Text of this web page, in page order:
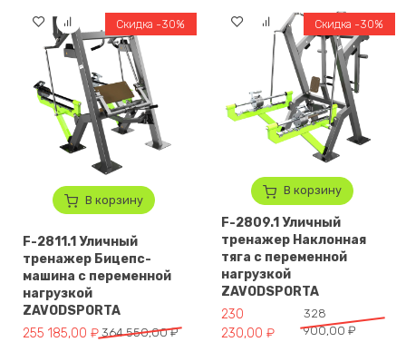
В корзину
Скидка -30%
F-2811.1 Уличный
тренажер Бицепс-
машина с переменной
нагрузкой
ZAVODSPORTA
364 550,00₽
Первоначальная цена составляла 364 550,00 ₽.
255 185,00 ₽
Текущая цена: 255 185,00 ₽.
В корзину
Скидка -30%
F-2809.1 Уличный
тренажер Наклонная
тяга с переменной
нагрузкой
ZAVODSPORTA
328
900,00 ₽
Первоначальная цена
230
230,00 ₽
Текущая цена: 230 230,00 ₽.